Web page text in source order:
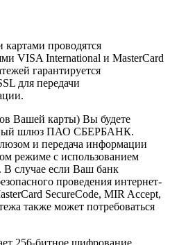
проводятся
VISA International и MasterCard
гарантируется
для передачи
Вашей карты) Вы будете
шлюз ПАО СБЕРБАНК.
и передача информации
режиме с использованием
случае если Ваш банк
проведения интернет-
SecureCode, MIR Accept,
также может потребоваться
256-битное шифрование.